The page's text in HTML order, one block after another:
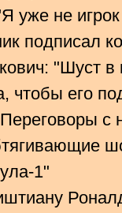
уже не
подписал
"Шуст в
чтобы его
с
1"